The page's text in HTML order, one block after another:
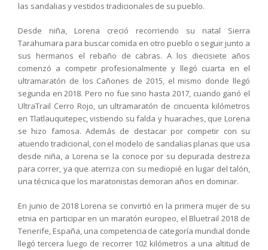
las sandalias y vestidos tradicionales de su pueblo.
Desde niña, Lorena creció recorriendo su natal Sierra
Tarahumara para buscar comida en otro pueblo o seguir junto a
sus hermanos el rebaño de cabras. A los diecisiete años
comenzó a competir profesionalmente y llegó cuarta en el
ultramaratón de los Cañones de 2015, el mismo donde llegó
segunda en 2018. Pero no fue sino hasta 2017, cuando ganó el
UltraTrail Cerro Rojo, un ultramaratón de cincuenta kilómetros
en Tlatlauquitepec, vistiendo su falda y huaraches, que Lorena
se hizo famosa. Además de destacar por competir con su
atuendo tradicional, con el modelo de sandalias planas que usa
desde niña, a Lorena se la conoce por su depurada destreza
para correr, ya que aterriza con su mediopié en lugar del talón,
una técnica que los maratonistas demoran años en dominar.
En junio de 2018 Lorena se convirtió en la primera mujer de su
etnia en participar en un maratón europeo, el Bluetrail 2018 de
Tenerife, España, una competencia de categoría mundial donde
llegó tercera luego de recorrer 102 kilómetros a una altitud de